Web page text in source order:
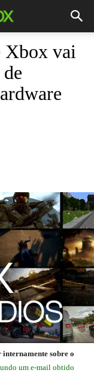
Xbox vai
sobre o
um e-mail obtido